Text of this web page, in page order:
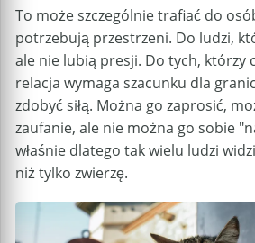
To może szczególnie trafiać do
potrzebują przestrzeni. Do ludzi,
ale nie lubią presji. Do tych, którzy
relacja wymaga szacunku dla
zdobyć siłą. Można go zaprosić,
zaufanie, ale nie można go sobie
właśnie dlatego tak wielu ludzi
niż tylko zwierzę.